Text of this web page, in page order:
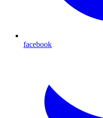
facebook